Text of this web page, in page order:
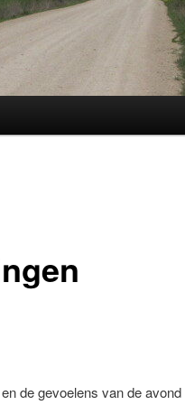
de gevoelens van de avond